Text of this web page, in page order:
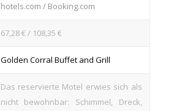
hotels.com / Booking.com
67,28 € / 108,35 €
Golden Corral Buffet and Grill
Das reservierte Motel erwies sich als
nicht bewohnbar: Schimmel, Dreck,